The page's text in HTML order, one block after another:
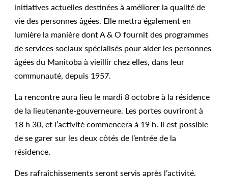
initiatives actuelles destinées à améliorer la qualité de
vie des personnes âgées. Elle mettra également en
lumière la manière dont A & O fournit des programmes
de services sociaux spécialisés pour aider les personnes
âgées du Manitoba à vieillir chez elles, dans leur
communauté, depuis 1957.
La rencontre aura lieu le mardi 8 octobre à la résidence
de la lieutenante-gouverneure. Les portes ouvriront à
18 h 30, et l’activité commencera à 19 h. Il est possible
de se garer sur les deux côtés de l’entrée de la
résidence.
Des rafraîchissements seront servis après l’activité.